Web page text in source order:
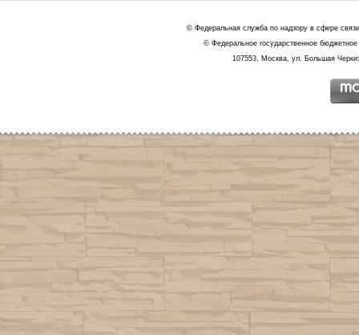
© Федеральная служба по надзору в сфере
© Федеральное государственное
107553, Москва, ул. Большая